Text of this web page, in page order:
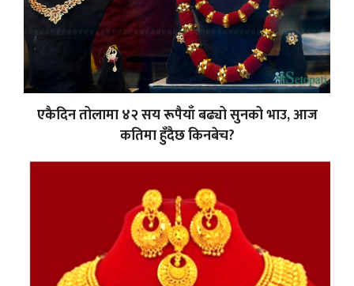
एकैदिन तोलामा ४२ सय रूपैयाँ बढ्यो सुनको भाउ, आज
कतिमा हुँदैछ किनबेच?